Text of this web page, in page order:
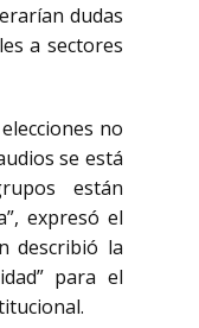
dudas
a sectores
no
se está
están
expresó el
describió la
para el